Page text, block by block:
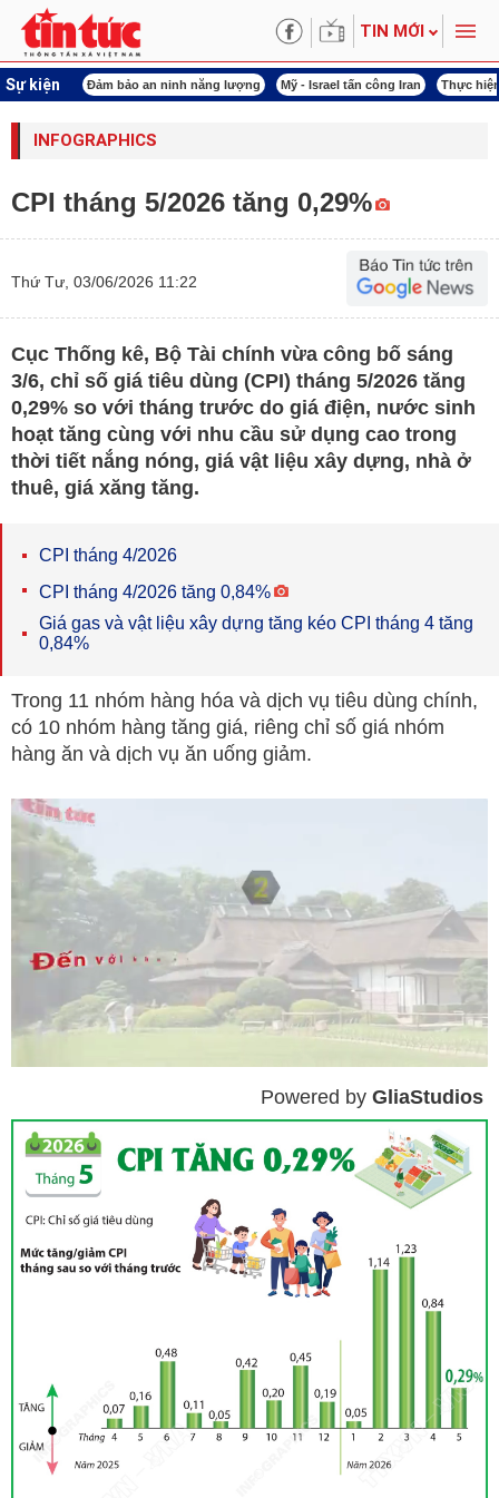
TIN MỚI
Sự kiện
khóa XVI Đảm bảo an ninh năng lượng Mỹ - Israel tấn công Iran Thực
INFOGRAPHICS
CPI tháng 5/2026 tăng 0,29%
Thứ Tư, 03/06/2026 11:22
Cục Thống kê, Bộ Tài chính vừa công bố sáng
3/6, chỉ số giá tiêu dùng (CPI) tháng 5/2026 tăng
0,29% so với tháng trước do giá điện, nước sinh
hoạt tăng cùng với nhu cầu sử dụng cao trong
thời tiết nắng nóng, giá vật liệu xây dựng, nhà ở
thuê, giá xăng tăng.
CPI tháng 4/2026
CPI tháng 4/2026 tăng 0,84%
Giá gas và vật liệu xây dựng tăng kéo CPI tháng 4 tăng
0,84%
Trong 11 nhóm hàng hóa và dịch vụ tiêu dùng chính,
có 10 nhóm hàng tăng giá, riêng chỉ số giá nhóm
hàng ăn và dịch vụ ăn uống giảm.
Mute
Powered by GliaStudios